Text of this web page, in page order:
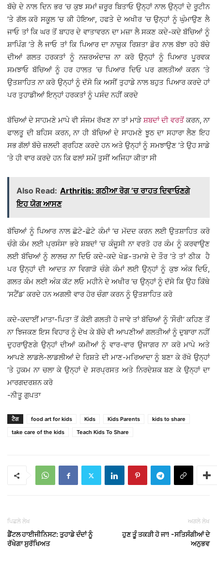
ਬੱਚੇ ਦੇ ਨਾਲ ਦਿਨ ਭਰ ’ਚ ਕੁਝ ਸਮਾਂ ਜ਼ਰੂਰ ਬਿਤਾਓ ਉਨ੍ਹਾਂ ਨਾਲ ਉਨ੍ਹਾਂ ਦੇ ਰੂਟੀਨ
’ਤੇ ਗੱਲ ਕਰੋ ਸਕੂਲ ’ਚ ਕੀ ਹੋਇਆ, ਹਫਤੇ ਦੇ ਅਖੀਰ ’ਚ ਉਨ੍ਹਾਂ ਨੂੰ ਘੁੰਮਾਉਣ ਲੈ
ਜਾਓ ਤਾਂ ਕਿ ਘਰ ਤੋਂ ਬਾਹਰ ਦੇ ਵਾਤਾਵਰਨ ਦਾ ਮਜ਼ਾ ਲੈ ਸਕਣ ਕਦੇ-ਕਦੇ ਬੱਚਿਆਂ ਨੂੰ
ਸ਼ਾਪਿੰਗ ’ਤੇ ਲੈ ਜਾਓ ਤਾਂ ਕਿ ਪਿਆਰ ਦਾ ਨਾਜ਼ੁਕ ਰਿਸ਼ਤਾ ਡੋਰ ਨਾਲ ਬੱਝਾ ਰਹੇ ਬੱਚੇ
ਦੀਆਂ ਗਲਤ ਹਰਕਤਾਂ ਨੂੰ ਨਜ਼ਰਅੰਦਾਜ਼ ਨਾ ਕਰੋ ਉਨ੍ਹਾਂ ਨੂੰ ਪਿਆਰ ਪੂਰਵਕ
ਸਮਝਾਓ ਬੱਚਿਆਂ ਨੂੰ ਹਰ ਹਾਲਤ ’ਚ ਪਿਆਰ ਦਿਓ ਪਰ ਗਲਤੀਆਂ ਕਰਨ ’ਤੇ
ਉਤਸ਼ਾਹਿਤ ਨਾ ਕਰੋ ਉਨ੍ਹਾਂ ਨੂੰ ਦੱਸੋ ਕਿ ਅਸੀਂ ਤੁਹਾਡੇ ਨਾਲ ਬਹੁਤ ਪਿਆਰ ਕਰਦੇ ਹਾਂ
ਪਰ ਤੁਹਾਡੀਆਂ ਇਨ੍ਹਾਂ ਹਰਕਤਾਂ ਨੂੰ ਪਸੰਦ ਨਹੀਂ ਕਰਦੇ
ਬੱਚਿਆਂ ਦੇ ਸਾਹਮਣੇ ਮਾਪੇ ਵੀ ਸੰਜਮ ਰੱਖਣ ਨਾ ਤਾਂ ਮਾੜੇ ਸ਼ਬਦਾਂ ਦੀ ਵਰਤੋਂ ਕਰਨ, ਨਾ
ਫਾਲਤੂ ਦੀ ਬਹਿਸ ਕਰਨ, ਨਾ ਹੀ ਬੱਚਿਆਂ ਦੇ ਸਾਹਮਣੇ ਝੂਠ ਦਾ ਸਹਾਰਾ ਲੈਣ ਇਹ
ਸਭ ਗੱਲਾਂ ਬੱਚੇ ਜ਼ਲਦੀ ਗ੍ਰਹਿਣ ਕਰਦੇ ਹਨ ਅਤੇ ਉਨ੍ਹਾਂ ਨੂੰ ਸਮਝਾਉਣ ’ਤੇ ਉਹ ਸਾਡੇ
’ਤੇ ਹੀ ਵਾਰ ਕਰਦੇ ਹਨ ਕਿ ਫਲਾਂ ਸਮੇਂ ਤੁਸੀਂ ਅਜਿਹਾ ਕੀਤਾ ਸੀ
Also Read: Arthritis: ਗਠੀਆ ਰੋਗ ’ਚ ਰਾਹਤ ਦਿਵਾਓਣਗੇ
ਇਹ ਯੋਗ ਆਸਣ
ਬੱਚਿਆਂ ਨੂੰ ਪਿਆਰ ਨਾਲ ਛੋਟੇ-ਛੋਟੇ ਕੰਮਾਂ ’ਚ ਮੱਦਦ ਕਰਨ ਲਈ ਉਤਸ਼ਾਹਿਤ ਕਰੋ
ਚੰਗੇ ਕੰਮ ਲਈ ਪ੍ਰਸੰਸਾ ਭਰੇ ਸ਼ਬਦਾਂ ’ਚ ਕੰਜੂਸੀ ਨਾ ਵਰਤੋ ਹਰ ਕੰਮ ਨੂੰ ਕਰਵਾਉਣ
ਲਈ ਬੱਚਿਆਂ ਨੂੰ ਲਾਲਚ ਨਾ ਦਿਓ ਕਦੇ-ਕਦੇ ਖੇਡ-ਤਮਾਸ਼ੇ ਦੇ ਤੌਰ ’ਤੇ ਤਾਂ ਠੀਕ ਹੈ
ਪਰ ਉਨ੍ਹਾਂ ਦੀ ਆਦਤ ਨਾ ਵਿਗਾੜੋ ਚੰਗੇ ਕੰਮਾਂ ਲਈ ਉਨ੍ਹਾਂ ਨੂੰ ਕੁਝ ਅੰਕ ਦਿਓ,
ਗਲਤ ਕੰਮ ਲਈ ਅੰਕ ਕੱਟ ਲਓ ਮਹੀਨੇ ਦੇ ਅਖੀਰ ’ਚ ਉਨ੍ਹਾਂ ਨੂੰ ਦੱਸੋ ਕਿ ਉਹ ਕਿੱਥੇ
‘ਸਟੈਂਡ’ ਕਰਦੇ ਹਨ ਅਗਲੀ ਵਾਰ ਹੋਰ ਚੰਗਾ ਕਰਨ ਨੂੰ ਉਤਸ਼ਾਹਿਤ ਕਰੋ
ਕਦੇ-ਕਦਾਈਂ ਮਾਤਾ-ਪਿਤਾ ਤੋਂ ਕੋਈ ਗਲਤੀ ਹੋ ਜਾਵੇ ਤਾਂ ਬੱਚਿਆਂ ਨੂੰ ‘ਸੌਰੀ’ ਕਹਿਣ ਤੋਂ
ਨਾ ਝਿਜਕਣ ਇਸ ਵਿਹਾਰ ਨੂੰ ਦੇਖ ਕੇ ਬੱਚੇ ਵੀ ਆਪਣੀਆਂ ਗਲਤੀਆਂ ਨੂੰ ਦੁਬਾਰਾ ਨਹੀਂ
ਦੁਹਰਾਉਣਗੇ ਉਨ੍ਹਾਂ ਦੀਆਂ ਕਮੀਆਂ ਨੂੰ ਵਾਰ-ਵਾਰ ਉਜਾਗਰ ਨਾ ਕਰੋ ਮਾਪੇ ਅਤੇ
ਆਪਣੇ ਲਾਡਲੇ-ਲਾਡਲੀਆਂ ਦੇ ਰਿਸ਼ਤੇ ਦੀ ਮਾਣ-ਮਰਿਆਦਾ ਨੂੰ ਬਣਾ ਕੇ ਰੱਖੋ ਉਨ੍ਹਾਂ
’ਤੇ ਹੁਕਮ ਨਾ ਚਲਾ ਕੇ ਉਨ੍ਹਾਂ ਦੇ ਸਰਪ੍ਰਸਤ ਅਤੇ ਨਿਰਦੇਸ਼ਕ ਬਣ ਕੇ ਉਨ੍ਹਾਂ ਦਾ
ਮਾਰਗਦਰਸ਼ਨ ਕਰੋ
-ਨੀਤੂ ਗੁਪਤਾ
ਟੈਗ food art for kids Kids Kids Parents
kids to share
take care of the kids
Teach Kids To Share
ਪਿਛਲੇ ਲੇਖ
ਡੈਂਟਲ ਹਾਈਜੀਨਿਸਟ: ਤੁਹਾਡੇ ਦੰਦਾਂ ਨੂੰ
ਰੱਖੇਗਾ ਸੁਰੱਖਿਅਤ
ਅਗਲੇ ਲੇਖ
ਹੁਣ ਤੂੰ ਤਕੜੀ ਹੋ ਜਾ! -ਸਤਿਸੰਗੀਆਂ ਦੇ
ਅਨੁਭਵ